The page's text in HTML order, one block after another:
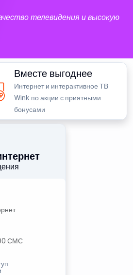
телевидения и высокую
Вместе выгоднее
Интернет и интерактивное ТВ
Wink по акции с приятными
бонусами
СМС